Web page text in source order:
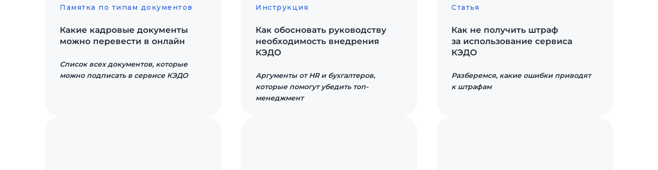
Памятка по типам документов
Какие кадровые документы
можно перевести в онлайн
Список всех документов, которые
можно подписать в сервисе КЭДО
Инструкция
Как обосновать руководству
необходимость внедрения
КЭДО
Аргументы от HR и бухгалтеров,
которые помогут убедить топ-
менеджмент
Статья
Как не получить штраф
за использование сервиса
КЭДО
Разберемся, какие ошибки приводят
к штрафам